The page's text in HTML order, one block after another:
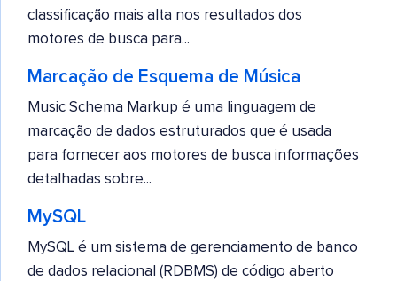
classificação mais alta nos resultados dos
motores de busca para...
Marcação de Esquema de Música
Music Schema Markup é uma linguagem de
marcação de dados estruturados que é usada
para fornecer aos motores de busca informações
detalhadas sobre...
MySQL
MySQL é um sistema de gerenciamento de banco
de dados relacional (RDBMS) de código aberto